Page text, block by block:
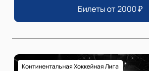
Билеты от 2000₽
Континентальная Хоккейная Лига